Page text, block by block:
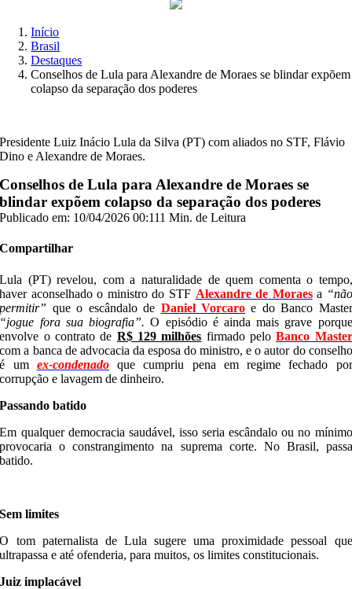
Início
Brasil
Destaques
Conselhos de Lula para Alexandre de Moraes se blindar expõem
colapso da separação dos poderes
Presidente Luiz Inácio Lula da Silva (PT) com aliados no STF, Flávio
Dino e Alexandre de Moraes.
Conselhos de Lula para Alexandre de Moraes se
blindar expõem colapso da separação dos poderes
Publicado em: 10/04/2026 00:111 Min. de Leitura
Compartilhar
Lula (PT) revelou, com a naturalidade de quem comenta o tempo,
haver aconselhado o ministro do STF Alexandre de Moraesa “não
permitir” que o escândalo de Daniel Vorcaroe do Banco Master
“jogue fora sua biografia”. O episódio é ainda mais grave porque
envolve o contrato de R$ 129 milhões firmado peloBanco Master
com a banca de advocacia da esposa do ministro, e o autor do conselho
é um ex-condenadoque cumpriu pena em regime fechado por
corrupção e lavagem de dinheiro.
Passando batido
Em qualquer democracia saudável, isso seria escândalo ou no mínimo
provocaria o constrangimento na suprema corte. No Brasil, passa
batido.
Sem limites
O tom paternalista de Lula sugere uma proximidade pessoal que
ultrapassa e até ofenderia, para muitos, os limites constitucionais.
Juiz implacável